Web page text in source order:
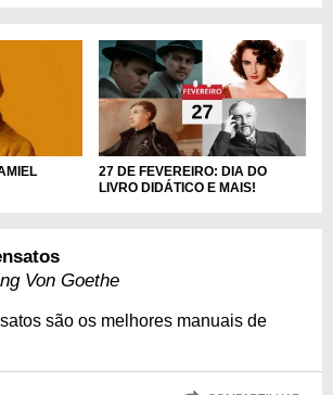
27 DE FEVEREIRO: DIA DO
LIVRO DIDÁTICO E MAIS!
Von Goethe
são os melhores manuais de